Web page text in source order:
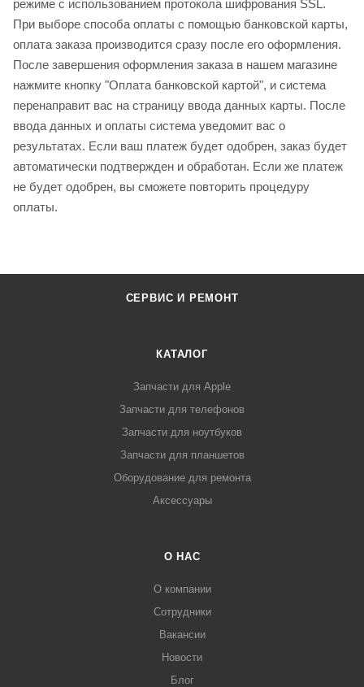
режиме с использованием протокола шифрования SSL.
При выборе способа оплаты с помощью банковской карты,
оплата заказа производится сразу после его оформления.
После завершения оформления заказа в нашем магазине
нажмите кнопку "Оплата банковской картой", и система
перенаправит вас на страницу ввода данных карты. После
ввода данных и оплаты система уведомит вас о
результатах. Если ваш платеж будет одобрен, заказ будет
автоматически подтвержден и обработан. Если же платеж
не будет одобрен, вы сможете повторить процедуру
оплаты.
СЕРВИС И РЕМОНТ
КАТАЛОГ
Запчасти для Apple
Запчасти для телефонов
Запчасти для ноутбуков
Запчасти для планшетов
Оборудование для ремонта
Аксессуары
О НАС
О компании
Сотрудники
Вакансии
Новости
Блог